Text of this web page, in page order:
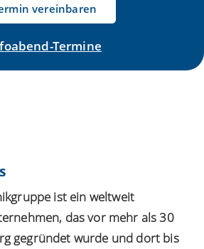
vereinbaren
Termine
ist ein weltweit
das vor mehr als 30
gegründet wurde und dort bis